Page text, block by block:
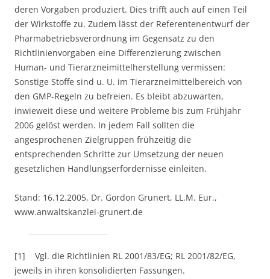
deren Vorgaben produziert. Dies trifft auch auf einen Teil
der Wirkstoffe zu. Zudem lässt der Referentenentwurf der
Pharmabetriebsverordnung im Gegensatz zu den
Richtlinienvorgaben eine Differenzierung zwischen
Human- und Tierarzneimittelherstellung vermissen:
Sonstige Stoffe sind u. U. im Tierarzneimittelbereich von
den GMP-Regeln zu befreien. Es bleibt abzuwarten,
inwieweit diese und weitere Probleme bis zum Frühjahr
2006 gelöst werden. In jedem Fall sollten die
angesprochenen Zielgruppen frühzeitig die
entsprechenden Schritte zur Umsetzung der neuen
gesetzlichen Handlungserfordernisse einleiten.
Stand: 16.12.2005, Dr. Gordon Grunert, LL.M. Eur.,
www.anwaltskanzlei-grunert.de
[1] Vgl. die Richtlinien RL 2001/83/EG; RL 2001/82/EG,
jeweils in ihren konsolidierten Fassungen.